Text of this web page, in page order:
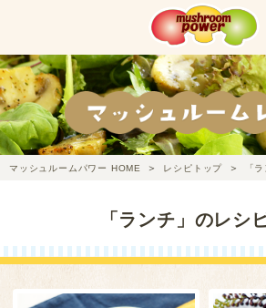
マッシュルームパワー HOME レシピトップ 「
「ランチ」のレシ